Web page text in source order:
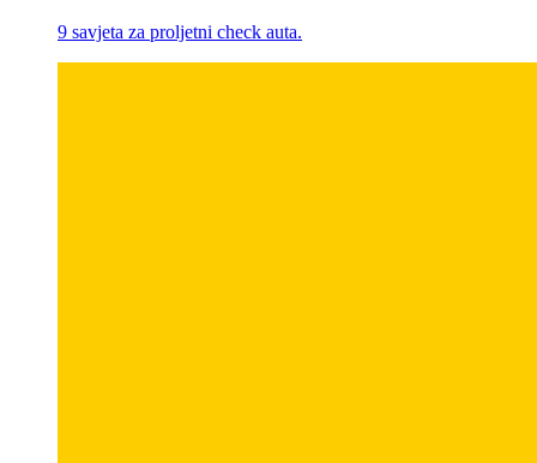
9 savjeta za proljetni check auta.